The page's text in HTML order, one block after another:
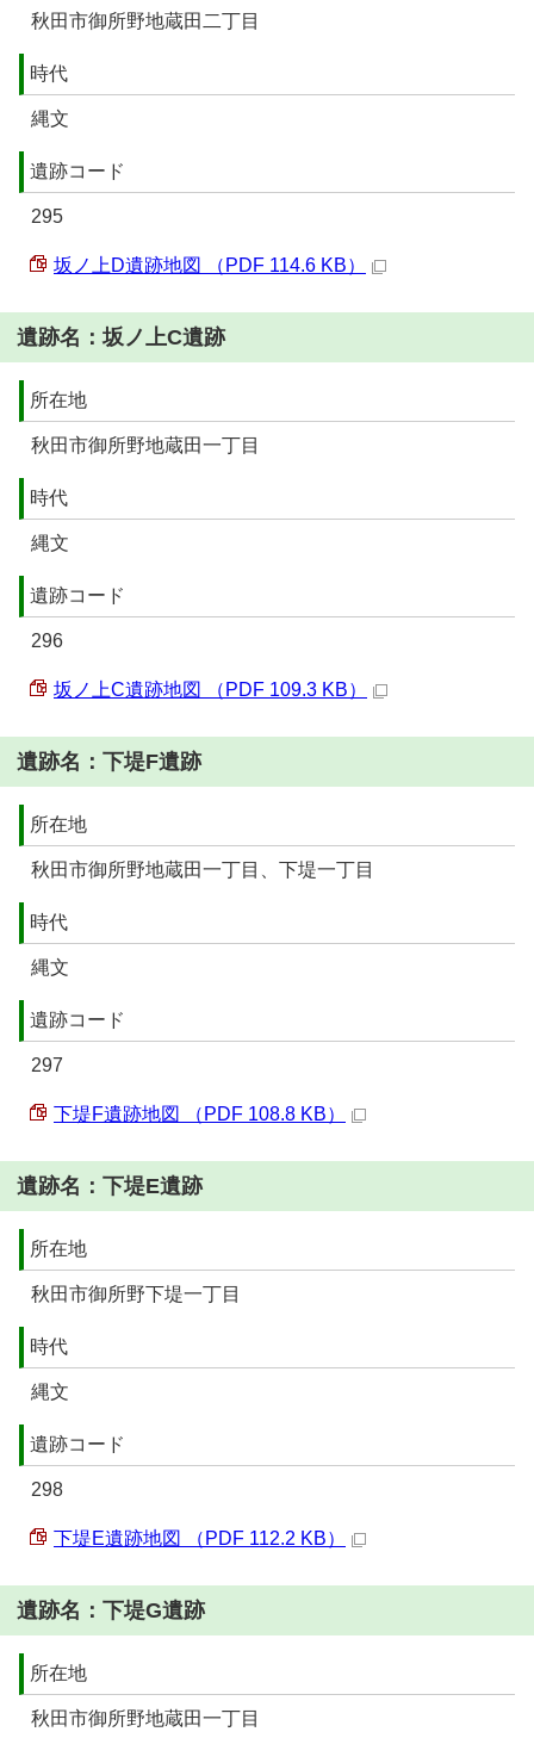
秋田市御所野地蔵田二丁目
時代
縄文
遺跡コード
295
坂ノ上D遺跡地図 （PDF 114.6 KB）
遺跡名：坂ノ上C遺跡
所在地
秋田市御所野地蔵田一丁目
時代
縄文
遺跡コード
296
坂ノ上C遺跡地図 （PDF 109.3 KB）
遺跡名：下堤F遺跡
所在地
秋田市御所野地蔵田一丁目、下堤一丁目
時代
縄文
遺跡コード
297
下堤F遺跡地図 （PDF 108.8 KB）
遺跡名：下堤E遺跡
所在地
秋田市御所野下堤一丁目
時代
縄文
遺跡コード
298
下堤E遺跡地図 （PDF 112.2 KB）
遺跡名：下堤G遺跡
所在地
秋田市御所野地蔵田一丁目